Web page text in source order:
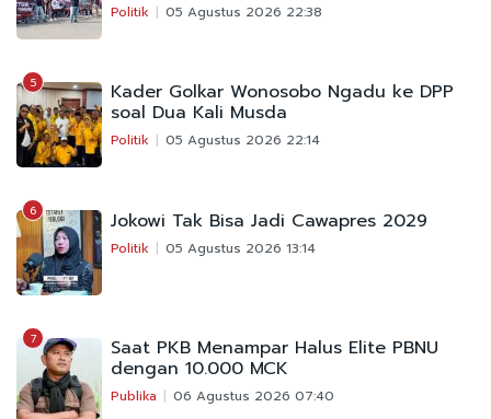
Politik 05 Agustus 2026 22:38
5 Kader Golkar Wonosobo Ngadu ke DPP
soal Dua Kali Musda
Politik 05 Agustus 2026 22:14
6 Jokowi Tak Bisa Jadi Cawapres 2029
Politik 05 Agustus 2026 13:14
7 Saat PKB Menampar Halus Elite PBNU
dengan 10.000 MCK
Publika 06 Agustus 2026 07:40